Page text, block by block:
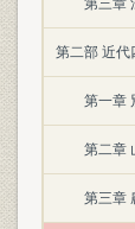
第三章
第二部 近代
第一章
第二章
第三章